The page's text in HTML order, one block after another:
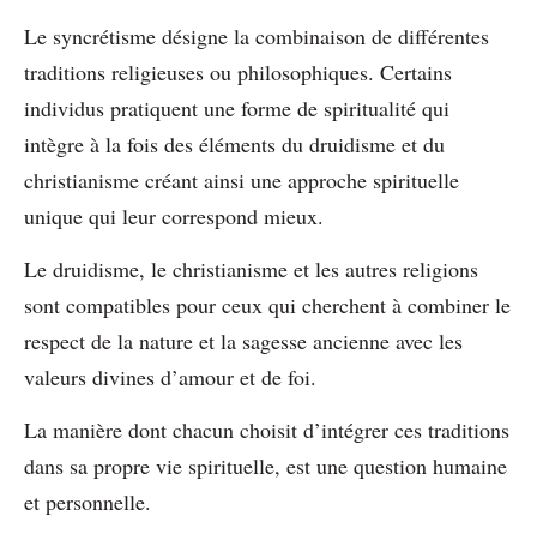
Le syncrétisme désigne la combinaison de différentes
traditions religieuses ou philosophiques. Certains
individus pratiquent une forme de spiritualité qui
intègre à la fois des éléments du druidisme et du
christianisme créant ainsi une approche spirituelle
unique qui leur correspond mieux.
Le druidisme, le christianisme et les autres religions
sont compatibles pour ceux qui cherchent à combiner le
respect de la nature et la sagesse ancienne avec les
valeurs divines d’amour et de foi.
La manière dont chacun choisit d’intégrer ces traditions
dans sa propre vie spirituelle, est une question humaine
et personnelle.